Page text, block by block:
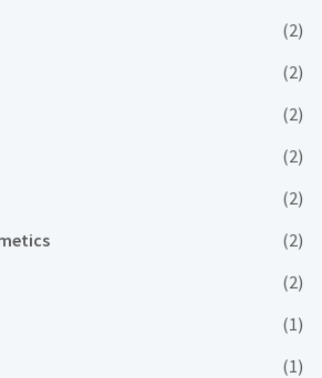
(2)
(2)
(2)
(2)
(2)
(2)
(2)
(1)
(1)